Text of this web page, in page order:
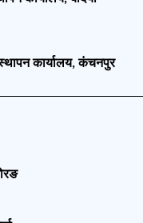
कार्यालय,कंचनपुर